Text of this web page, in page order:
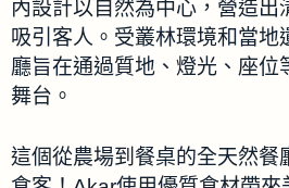
內設計以自然為中心，營造出
吸引客人。受叢林環境和當地
廳旨在通過質地、燈光、座位
舞台。
這個從農場到餐桌的全天然餐